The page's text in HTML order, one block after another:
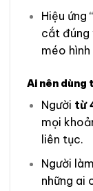
Hiệu ứng
cắt đúng
méo
Ai nên dùng
Người từ
mọi
liên tục.
Người
những ai